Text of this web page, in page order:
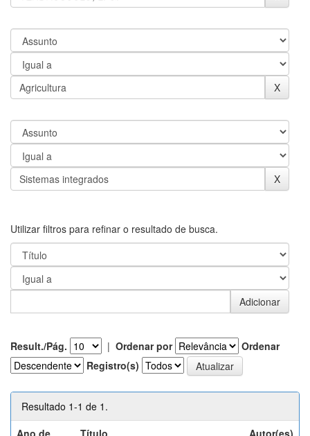
Utilizar filtros para refinar o resultado de busca.
Result./Pág. | Ordenar por
Ordenar
Registro(s)
Resultado 1-1 de 1.
Ano de
Título Autor(es)